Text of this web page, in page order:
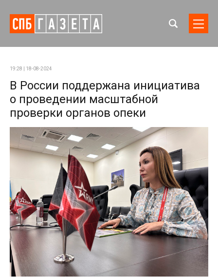
19:28 | 18-08-2024
В России поддержана инициатива
о проведении масштабной
проверки органов опеки